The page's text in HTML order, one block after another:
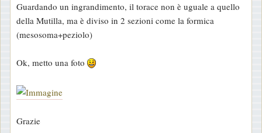
s
s
a
g
o
Guardando un ingrandimento, il torace non è uguale a quello
della Mutilla, ma è diviso in 2 sezioni come la formica
(mesosoma+peziolo)
Ok, metto una foto
Grazie